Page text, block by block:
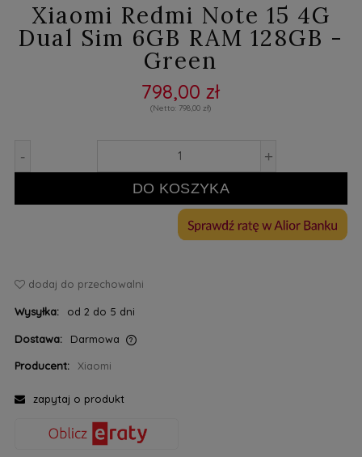
Xiaomi Redmi Note 15 4G
Dual Sim 6GB RAM 128GB -
Green
798,00 zł
798,00 zł
- +
DO KOSZYKA
dodaj do przechowalni
Wysyłka: od 2 do 5 dni
Dostawa:
Darmowa
Producent:
Xiaomi
zapytaj o produkt